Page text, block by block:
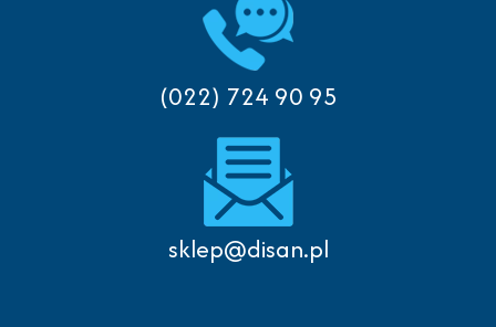
(022) 724 90 95
sklep@disan.pl